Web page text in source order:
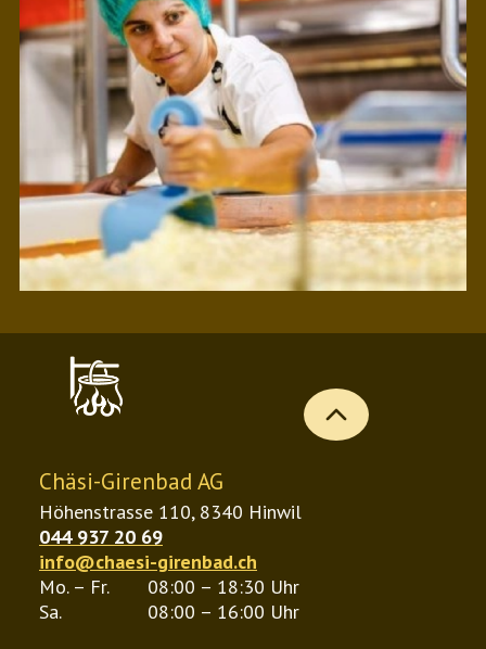
b
Chäsi-Girenbad AG
Höhenstrasse 110, 8340 Hinwil
044 937 20 69
info@chaesi-girenbad.ch
Mo. – Fr.
08:00 – 18:30 Uhr
Sa.
08:00 – 16:00 Uhr